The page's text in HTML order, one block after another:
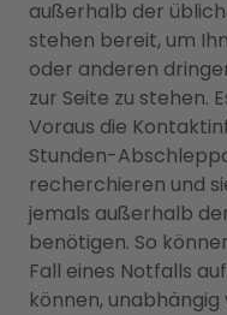
außerhalb der
stehen bereit, um
oder anderen
zur Seite zu stehen.
Voraus die
Stunden-
recherchieren und
jemals außerhalb
benötigen. So
Fall eines Notfalls
können,